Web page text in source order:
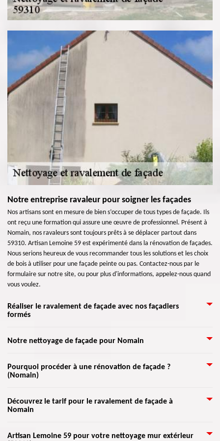
Notre entreprise ravaleur pour soigner les façades
Nos artisans sont en mesure de bien s’occuper de tous types de façade. Ils
ont reçu une formation qui assure une œuvre de professionnel. Présent à
Nomain, nos ravaleurs sont toujours prêts à se déplacer partout dans
59310. Artisan Lemoine 59 est expérimenté dans la rénovation de façades.
Nous serions heureux de vous recommander tous les solutions et les choix
de bois à utiliser pour une façade peinte ou pas. Contactez-nous par le
formulaire sur notre site, ou pour plus d'informations, appelez-nous quand
vous voulez.
Réaliser le ravalement de façade avec nos façadiers
formés
Grâce à l’aide de nos artisans qualifiés dans ce domaine, nous pouvons
définition précise des rénovations à faire. Nos artisans ravaleurs peuvent
intervenir à tout moment avec le plus grand professionnalisme qui existe.
nous tacherons de mettre en œuvre des travaux qui conviennent bien à
vos attentes.
Notre nettoyage de façade pour Nomain
Le bon état de l’extérieur de votre maison est important, et nous aimerons
tous qu’elle soit attrayante et présentable. La saleté a un impact sur sa
donner à votre bâtiment un air moche et laisser moins de lumière du jour
éclairer toute la surface du champ. Bref, le nettoyage des murs et des
Pourquoi procéder à une rénovation de façade ?
(Nomain)
Artisan Lemoine 59 vous accompagnera dans toutes les étapes de votre
projet par le biais de son équipe de façadiers professionnels. En
dommages et leurs sources, jusqu’à la réalisation de votre projet. Que ce
Découvrez le tarif pour le ravalement de façade à
Nomain
Désirez-vous réaliser un ravalement de votre façade ? Vous ne savez pas
Artisan Lemoine 59 pour votre nettoyage mur extérieur